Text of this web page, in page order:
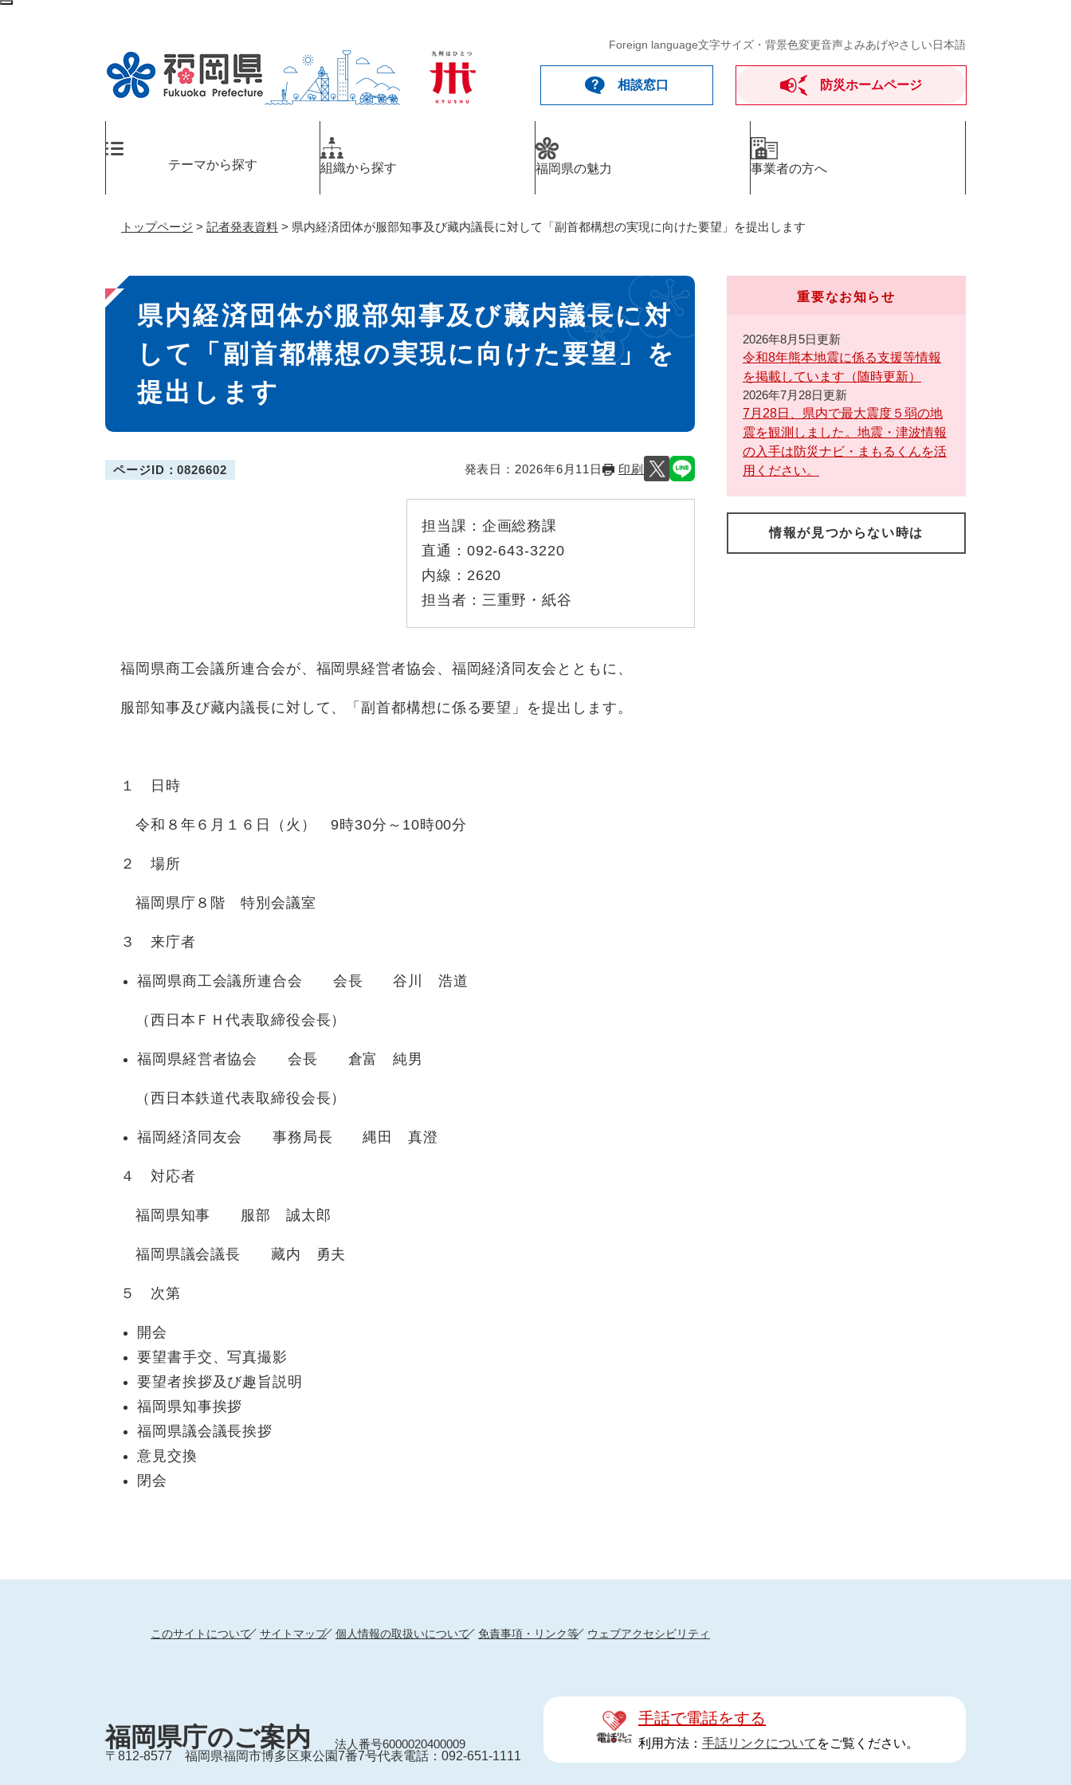
ペ
メ
Foreign language文字サイズ・背景色変更音声よみあげやさしい日本語
相談窓口 防災ホームページ
テーマから探す 組織から探す 福岡県の魅力 事業者の方へ
トップページ > 記者発表資料 > 県内経済団体が服部知事及び藏内議長に対して「副首都構想の実現に向けた要望」を提出します
本
文
県内経済団体が服部知事及び藏内議長に対
して「副首都構想の実現に向けた要望」を
提出します
ページID：0826602 発表日： 2026年6月11日 印刷
担当課： 企画総務課
直通： 092-643-3220
内線： 2620
担当者： 三重野・紙谷
福岡県商工会議所連合会が、福岡県経営者協会、福岡経済同友会とともに、
服部知事及び藏内議長に対して、「副首都構想に係る要望」を提出します。
１ 日時
令和８年６月１６日（火） 9時30分～10時00分
２ 場所
福岡県庁８階 特別会議室
３ 来庁者
福岡県商工会議所連合会 会長 谷川 浩道
（西日本ＦＨ代表取締役会長）
福岡県経営者協会 会長 倉富 純男
（西日本鉄道代表取締役会長）
福岡経済同友会 事務局長 縄田 真澄
４ 対応者
福岡県知事 服部 誠太郎
福岡県議会議長 藏内 勇夫
５ 次第
開会
要望書手交、写真撮影
要望者挨拶及び趣旨説明
福岡県知事挨拶
福岡県議会議長挨拶
意見交換
閉会
重要なお知らせ
2026年8月5日更新
令和8年熊本地震に係る支援等情報
を掲載しています（随時更新）
2026年7月28日更新
7月28日、県内で最大震度５弱の地
震を観測しました。地震・津波情報
の入手は防災ナビ・まもるくんを活
用ください。
情報が見つからない時は
このサイトについて サイトマップ 個人情報の取扱いについて 免責事項・リンク等 ウェブアクセシビリティ
福岡県庁のご案内
法人番号6000020400009
〒812-8577
福岡県福岡市博多区東公園7番7号代表電話：092-651-1111
手話で電話をする
利用方法： 手話リンクについて をご覧ください。